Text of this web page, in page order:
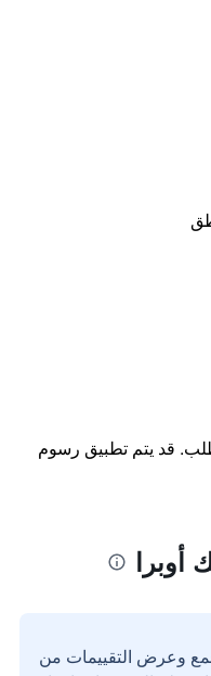
قد يتم تطبيق رسوم
أوبرا
وعرض التقييمات من